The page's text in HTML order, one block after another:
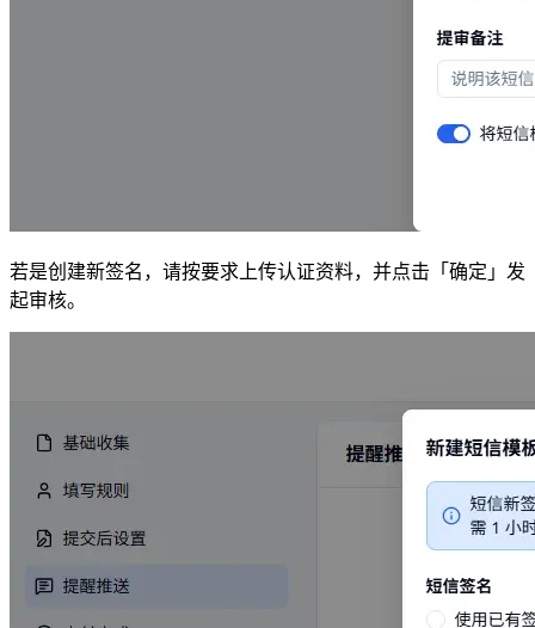
若是创建新签名，请按要求上传认证资料，并点击「确定」发
起审核。